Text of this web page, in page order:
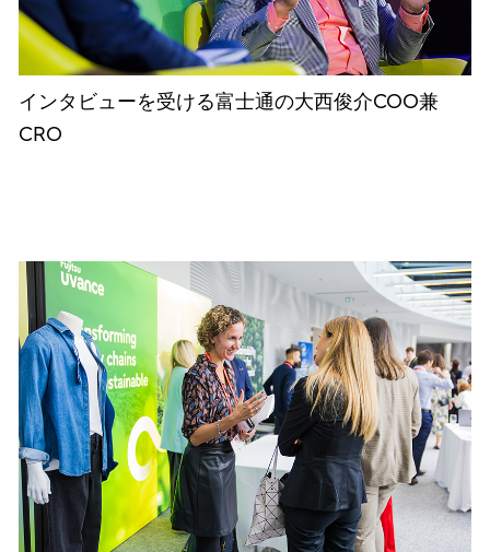
インタビューを受ける富士通の大西俊介COO兼
CRO